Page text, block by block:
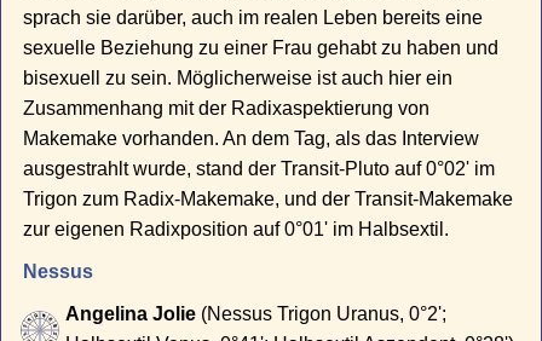
sprach sie darüber, auch im realen Leben bereits eine
sexuelle Beziehung zu einer Frau gehabt zu haben und
bisexuell zu sein. Möglicherweise ist auch hier ein
Zusammenhang mit der Radixaspektierung von
Makemake vorhanden. An dem Tag, als das Interview
ausgestrahlt wurde, stand der Transit-Pluto auf 0°02' im
Trigon zum Radix-Makemake, und der Transit-Makemake
zur eigenen Radixposition auf 0°01' im Halbsextil.
Nessus
Angelina Jolie (Nessus Trigon Uranus, 0°2';